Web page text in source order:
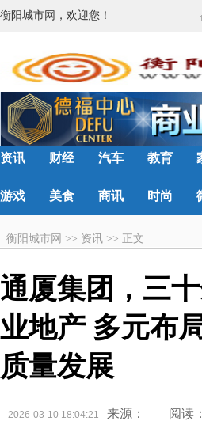
衡阳城市网，欢迎您！
资讯 财经 汽车 教育
游戏 美食 商讯 时尚
衡阳城市网 >> 资讯 >> 正文
通厦集团，三
业地产 多元布
质量发展
2026-03-10 18:04:21 来源： 阅读